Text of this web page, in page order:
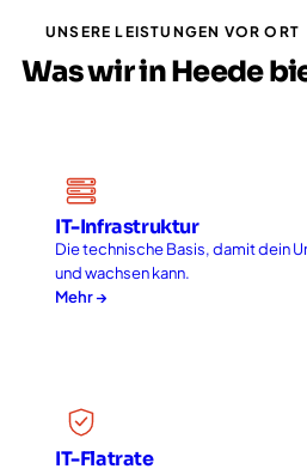
UNSERE LEISTUNGEN VOR ORT
Was wir in Heede
IT-Infrastruktur
Die technische Basis, damit dein
und wachsen kann.
Mehr →
IT-Flatrate